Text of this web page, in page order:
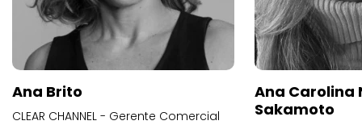
Ana Brito
CLEAR CHANNEL - Gerente Comercial
Ana Carolina
Sakamoto